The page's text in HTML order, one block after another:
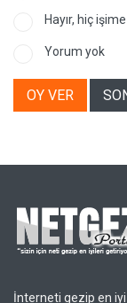
Hayır, hiç
Yorum yok
OY VER
İnterneti gezip en